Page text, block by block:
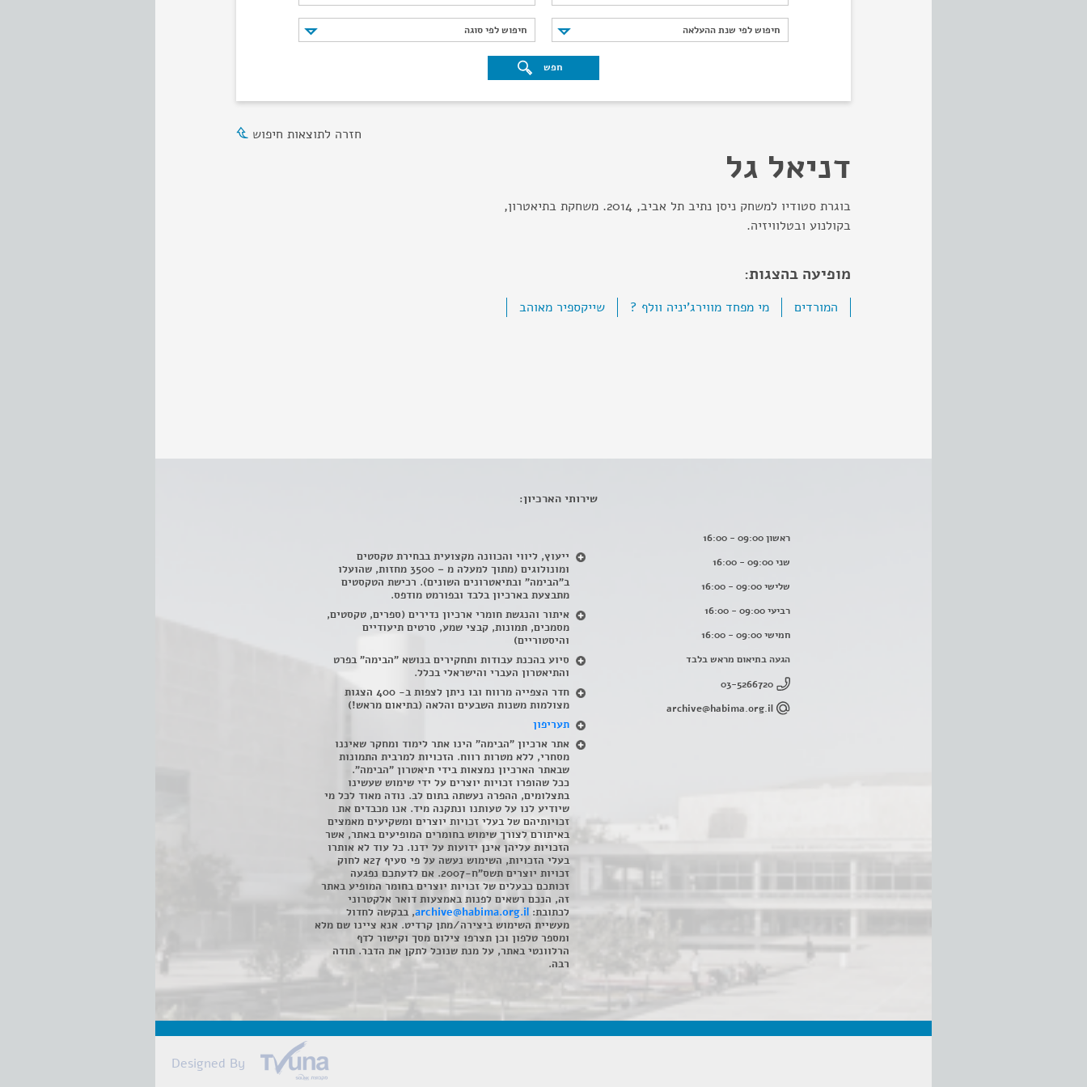
חיפוש לפי שנת ההעלאה
חיפוש לפי שנת ההעלאה חיפוש לפי סוגה
חיפוש לפי סוגה
חפש
חזרה לתוצאות חיפוש
דניאל גל
בוגרת סטודיו למשחק ניסן נתיב תל אביב, 2014. משחקת בתיאטרון,
בקולנוע ובטלוויזיה.
מופיעה בהצגות:
המורדים מי מפחד מווירג'יניה וולף ? שייקספיר מאוהב
ראשון 09:00 - 16:00
שני 09:00 - 16:00
שלישי 09:00 - 16:00
רביעי 09:00 - 16:00
חמישי 09:00 - 16:00
הגעה בתיאום מראש בלבד
03-5266720
archive@habima.org.il
שירותי הארכיון:
ייעוץ, ליווי והכוונה מקצועית בבחירת טקסטים
ומונולוגים (מתוך למעלה מ – 3500 מחזות, שהועלו
ב"הבימה" ובתיאטרונים השונים). רכישת הטקסטים
מתבצעת בארכיון בלבד ובפורמט מודפס.
איתור והנגשת חומרי ארכיון נדירים (ספרים, טקסטים,
מסמכים, תמונות, קבצי שמע, סרטים תיעודיים
והיסטוריים)
סיוע בהכנת עבודות ותחקירים בנושא "הבימה" בפרט
והתיאטרון העברי והישראלי בכלל.
חדר הצפייה מרווח ובו ניתן לצפות ב- 400 הצגות
מצולמות משנות השבעים והלאה (בתיאום מראש!)
תעריפון
אתר ארכיון "הבימה" הינו אתר לימוד ומחקר שאיננו
מסחרי, ללא מטרות רווח. הזכויות למרבית התמונות
שבאתר הארכיון נמצאות בידי תיאטרון "הבימה".
ככל שהופרו זכויות יוצרים על ידי שימוש שעשינו
בתצלומים, ההפרה נעשתה בתום לב. נודה מאוד לכל מי
שיודיע לנו על טעותנו ונתקנה מיד. אנו מכבדים את
זכויותיהם של בעלי זכויות יוצרים ומשקיעים מאמצים
באיתורם לצורך שימוש בחומרים המופיעים באתר, אשר
הזכויות עליהן אינן ידועות על ידנו. כל עוד לא אותרו
בעלי הזכויות, השימוש נעשה על פי סעיף 27א לחוק
זכויות יוצרים תשס"ח-2007. אם לדעתכם נפגעה
זכותכם כבעלים של זכויות יוצרים בחומר המופיע באתר
זה, הנכם רשאים לפנות באמצעות דואר אלקטרוני
לכתובת: archive@habima.org.il, בבקשה לחדול
מעשיית השימוש ביצירה/מתן קרדיט. אנא ציינו שם מלא
ומספר טלפון וכן תצרפו צילום מסך וקישור לדף
הרלוונטי באתר, על מנת שנוכל לתקן את הדבר. תודה
רבה.
Designed By